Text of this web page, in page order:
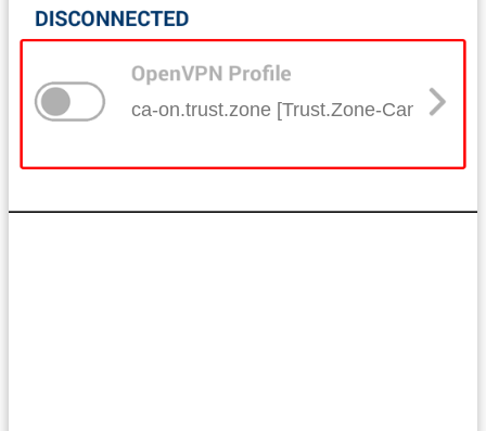
ca-on.trust.zone [Trust.Zone-Canada-